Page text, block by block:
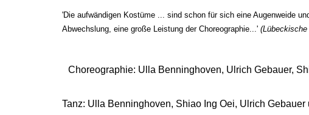
'Die aufwändigen Kostüme ... sind schon für sich eine Augenweide
Abwechslung, eine große Leistung der Choreographie...'
Choreographie: Ulla Benninghoven, Ulrich Gebauer,
Tanz: Ulla Benninghoven, Shiao Ing Oei, Ulrich Gebauer